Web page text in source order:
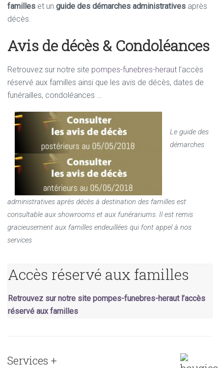
familles et un guide des démarches administratives après
décès.
Avis de décès & Condoléances
Retrouvez sur notre site pompes-funebres-heraut l’accès
réservé aux familles ainsi que les avis de décès, dates de
funérailles, condoléances …
Le guide des
démarches
administratives après décès à destination des familles est
consultable aux showrooms et aux funérariums. Il est remis
gracieusement aux familles endeuillées qui font appel à nos
services
Accès réservé aux familles
Retrouvez sur notre site pompes-funebres-heraut l’accès
réservé aux familles
Services +